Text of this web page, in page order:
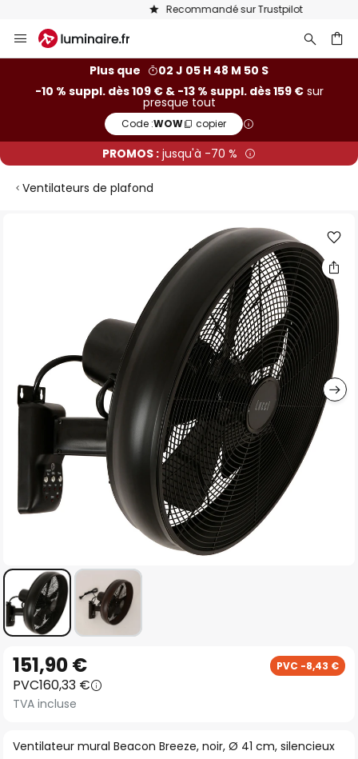
Recommandé sur Trustpilot
Allez
au
Plus que
02 J 05 H 48 M 50 S
-10 % suppl. dès 109 € & -13 % suppl. dès 159 €sur
presque tout
Code :WOW copier
PROMOS : jusqu'à -70 %
Ventilateurs de plafond
gallery
to
the
beginning
the
Ventilateur mural Beacon Breeze, noir, Ø 41 cm, silencieux
151,90 € PVC -8,43 €
PVC160,33 €
TVA incluse